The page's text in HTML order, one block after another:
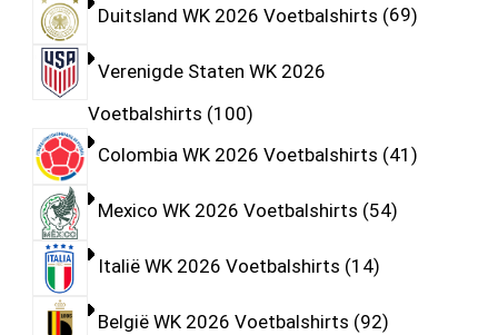
Duitsland WK 2026 Voetbalshirts 69
Verenigde Staten WK 2026
Voetbalshirts 100
Colombia WK 2026 Voetbalshirts 41
Mexico WK 2026 Voetbalshirts 54
Italië WK 2026 Voetbalshirts 14
België WK 2026 Voetbalshirts 92